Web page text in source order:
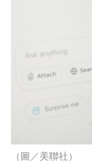
（圖／美聯社）